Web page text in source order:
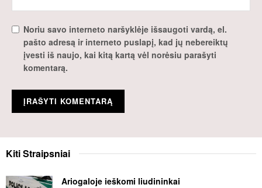
Noriu savo interneto naršyklėje išsaugoti vardą, el.
pašto adresą ir interneto puslapį, kad jų nebereiktų
įvesti iš naujo, kai kitą kartą vėl norėsiu parašyti
komentarą.
KitiStraipsniai
Ariogaloje ieškomi liudininkai